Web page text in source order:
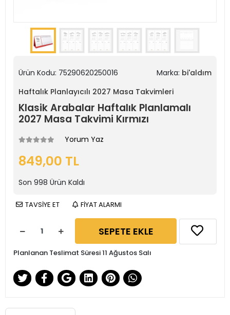
Ürün Kodu: 75290620250016 Marka: bi'aldım
Haftalık Planlayıcılı 2027 Masa Takvimleri
Klasik Arabalar Haftalık Planlamalı
2027 Masa Takvimi Kırmızı
Yorum Yaz
849,00 TL
Son 998 Ürün Kaldı
TAVSİYE ET FİYAT ALARMI
SEPETE EKLE
Planlanan Teslimat Süresi 11 Ağustos Salı